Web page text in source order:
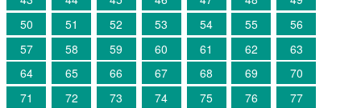
50
51 52 53 54 55
56
57
58 59 60 61 62
63
64
65 66 67 68 69
70
71
72 73 74 75 76
77